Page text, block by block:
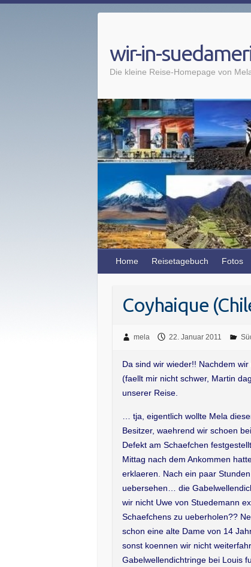
wir-in-
Die kleine Reise-Homepage von
Home Reisetagebuch Fotos
Coyhaique
mela 22. Januar 2011
Da sind wir wieder!! Nachdem
(faellt mir nicht schwer, Martin
unserer Reise.
… tja, eigentlich wollte Mela
Besitzer, waehrend wir schoen
Defekt am Schaefchen
Mittag nach dem Ankommen
erklaeren. Nach ein paar
uebersehen… die
wir nicht Uwe von Stuedemann
Schaefchens zu ueberholen??
schon eine alte Dame von 14
sonst koennen wir nicht
Gabelwellendichtringe bei Louis